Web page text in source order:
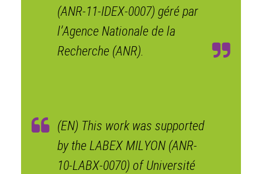
(ANR-11-IDEX-0007) géré par
l’Agence Nationale de la
Recherche (ANR).
(EN) This work was supported
by the LABEX MILYON (ANR-
10-LABX-0070) of Université